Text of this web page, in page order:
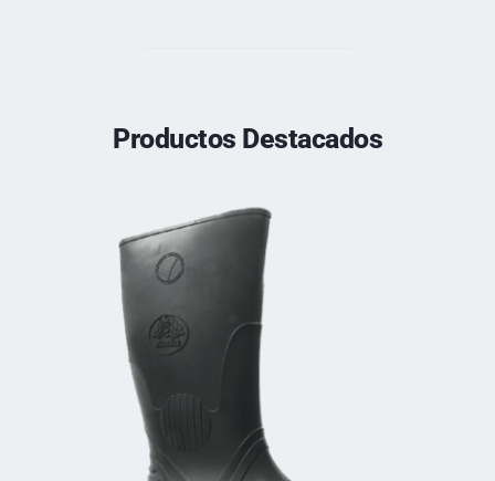
Productos Destacados